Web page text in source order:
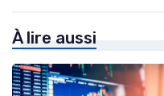
À lire aussi